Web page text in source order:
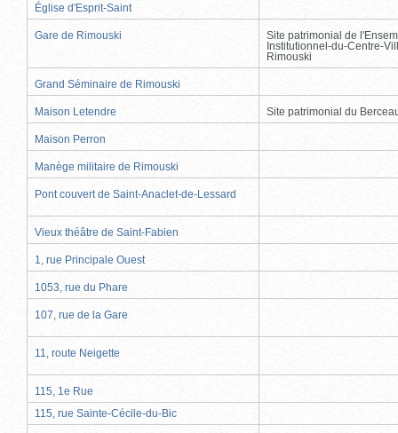
Église d'Esprit-Saint
Gare de Rimouski
Site patrimonial de
Institutionnel-du-Centre-
Rimouski
Grand Séminaire de Rimouski
Maison Letendre Site patrimonial du
Maison Perron
Manège militaire de Rimouski
Pont couvert de Saint-Anaclet-de-Lessard
Vieux théâtre de Saint-Fabien
1, rue Principale Ouest
1053, rue du Phare
107, rue de la Gare
11, route Neigette
115, 1e Rue
115, rue Sainte-Cécile-du-Bic